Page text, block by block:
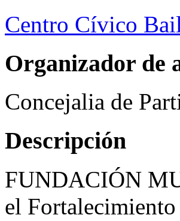
Centro Cívico
Organizador de
Concejalia de
Descripción
FUNDACIÓN
el